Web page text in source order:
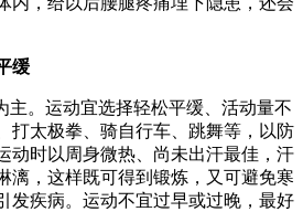
缓
主。运动宜选择轻松平缓、活动量不
打太极拳、骑自行车、跳舞等，以防
动时以周身微热、尚未出汗最佳，汗
漓，这样既可得到锻炼，又可避免寒
发疾病。运动不宜过早或过晚，最好